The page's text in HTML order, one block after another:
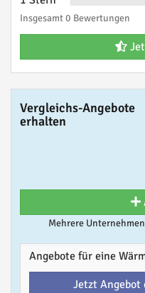
Insgesamt 0 Bewertungen
Vergleichs-Angebote
erhalten
Mehrere
Angebote für eine
Jetzt Angebot